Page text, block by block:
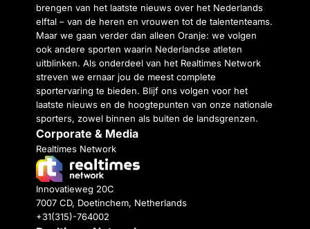
brengen van het laatste nieuws over het Nederlands
elftal – van de heren en vrouwen tot de talententeams.
Maar we gaan verder dan alleen Oranje: we volgen
ook andere sporten waarin Nederlandse atleten
uitblinken. Als onderdeel van het Realtimes Network
streven we ernaar jou de meest complete
sportervaring te bieden. Blijf ons volgen voor het
laatste nieuws en de hoogtepunten van onze nationale
sporters, zowel binnen als buiten de landsgrenzen.
Corporate & Media
Realtimes Network
Innovatieweg 20C
7007 CD, Doetinchem, Netherlands
+31(315)-764002